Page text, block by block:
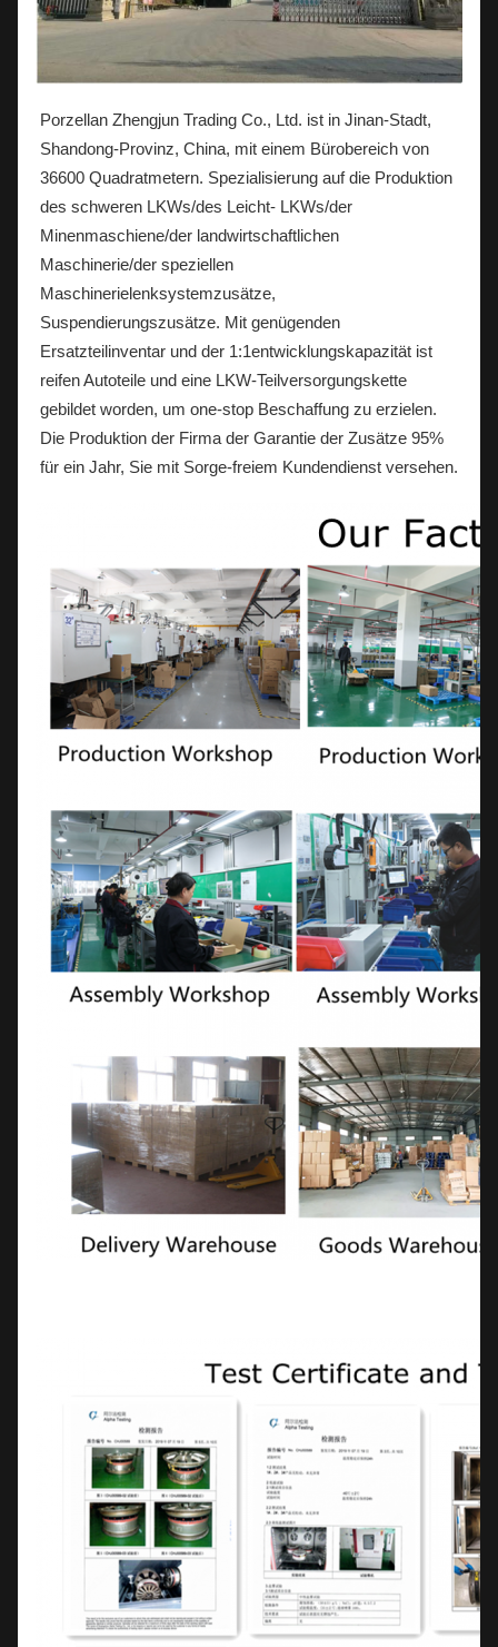
Porzellan Zhengjun Trading Co., Ltd. ist in Jinan-Stadt,
Shandong-Provinz, China, mit einem Bürobereich von
36600 Quadratmetern. Spezialisierung auf die Produktion
des schweren LKWs/des Leicht- LKWs/der
Minenmaschiene/der landwirtschaftlichen
Maschinerie/der speziellen
Maschinerielenksystemzusätze,
Suspendierungszusätze. Mit genügenden
Ersatzteilinventar und der 1:1entwicklungskapazität ist
reifen Autoteile und eine LKW-Teilversorgungskette
gebildet worden, um one-stop Beschaffung zu erzielen.
Die Produktion der Firma der Garantie der Zusätze 95%
für ein Jahr, Sie mit Sorge-freiem Kundendienst versehen.